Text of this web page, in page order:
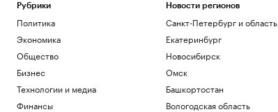
Рубрики
Политика
Экономика
Общество
Бизнес
Технологии и медиа
Финансы
Новости регионов
Санкт-Петербург и область
Екатеринбург
Новосибирск
Омск
Башкортостан
Вологодская область